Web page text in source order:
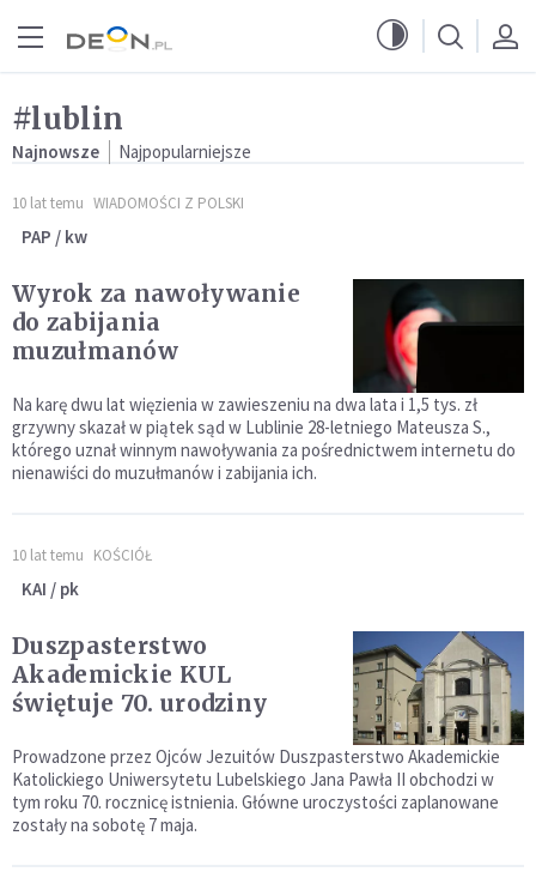
#lublin
Najnowsze Najpopularniejsze
10 lat temu WIADOMOŚCI Z POLSKI
PAP / kw
Wyrok za nawoływanie
do zabijania
muzułmanów
Na karę dwu lat więzienia w zawieszeniu na dwa lata i 1,5 tys. zł
grzywny skazał w piątek sąd w Lublinie 28-letniego Mateusza S.,
którego uznał winnym nawoływania za pośrednictwem internetu do
nienawiści do muzułmanów i zabijania ich.
10 lat temu KOŚCIÓŁ
KAI / pk
Duszpasterstwo
Akademickie KUL
świętuje 70. urodziny
Prowadzone przez Ojców Jezuitów Duszpasterstwo Akademickie
Katolickiego Uniwersytetu Lubelskiego Jana Pawła II obchodzi w
tym roku 70. rocznicę istnienia. Główne uroczystości zaplanowane
zostały na sobotę 7 maja.